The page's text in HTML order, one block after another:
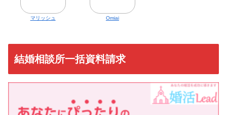
マリッシュ Omiai
結婚相談所一括資料請求